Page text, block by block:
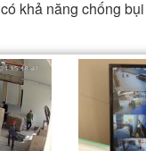
khả năng chống